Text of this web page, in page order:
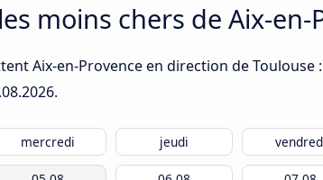
moins chers de Aix-en-
Aix-en-Provence en direction de
.
mercredi jeudi